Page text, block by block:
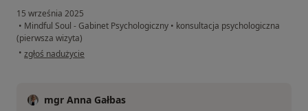
15 września 2025
• Mindful Soul - Gabinet Psychologiczny • konsultacja psychologiczna
(pierwsza wizyta)
• w opinii użytkownika Justyna
zgłoś nadużycie
mgr Anna Gałbas